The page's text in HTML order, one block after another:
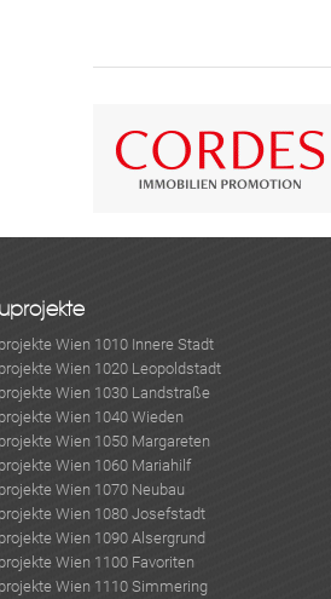
Wien 1010 Innere Stadt
Wien 1020 Leopoldstadt
Wien 1030 Landstraße
Wien 1040 Wieden
Wien 1050 Margareten
Wien 1060 Mariahilf
Wien 1070 Neubau
Wien 1080 Josefstadt
Wien 1090 Alsergrund
Wien 1100 Favoriten
Wien 1110 Simmering